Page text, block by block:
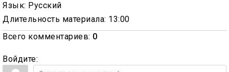
Язык: Русский
Длительность материала: 13:00
Всего комментариев: 0
Войдите: